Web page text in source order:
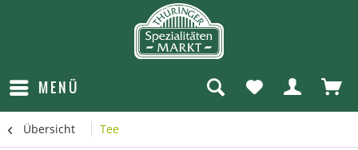
MENÜ
Übersicht Tee